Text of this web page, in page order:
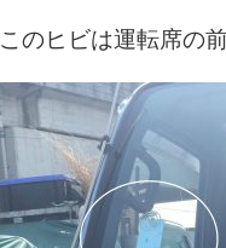
このヒビは運転席の